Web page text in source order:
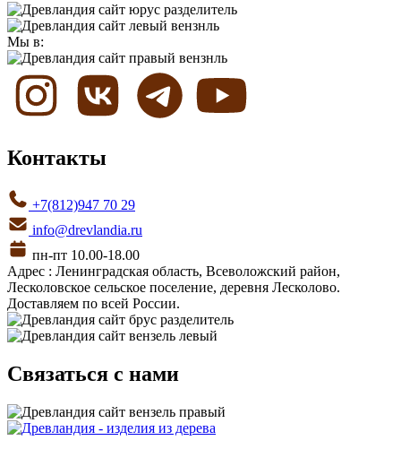
Мы в:
Контакты
+7(812)947 70 29
info@drevlandia.ru
пн-пт 10.00-18.00
Адрес : Ленинградская область, Всеволожский район,
Лесколовское сельское поселение, деревня Лесколово.
Доставляем по всей России.
Связаться с нами